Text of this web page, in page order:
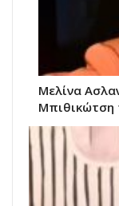
Μελίνα
Μπιθικώτση